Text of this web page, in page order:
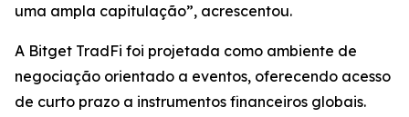
uma ampla capitulação”, acrescentou.
A Bitget TradFi foi projetada como ambiente de
negociação orientado a eventos, oferecendo acesso
de curto prazo a instrumentos financeiros globais.